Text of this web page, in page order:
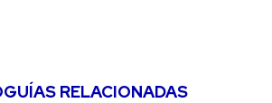
RELACIONADAS